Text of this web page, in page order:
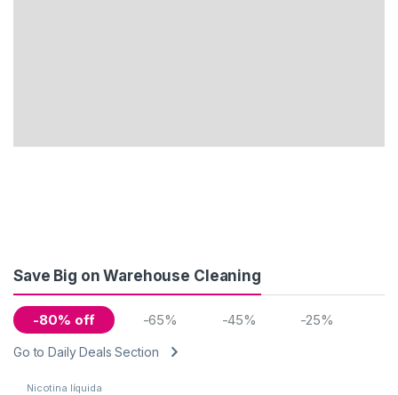
Save Big on Warehouse Cleaning
-80% off -65% -45% -25%
Go to Daily Deals Section
Nicotina líquida